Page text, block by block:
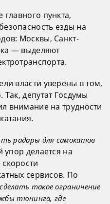
пункта,
езды на
Москвы, Санкт-
— выделяют
власти уверены в том,
депутат Госдумы
внимание на трудности
радары для самокатов
упор делается на
сервисов. По
такое ограничение
тюнинга, где